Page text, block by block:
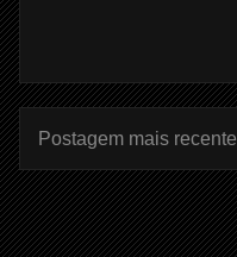
Postagem mais recente